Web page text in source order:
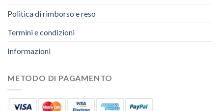
Politica di rimborso e reso
Termini e condizioni
Informazioni
METODO DI PAGAMENTO